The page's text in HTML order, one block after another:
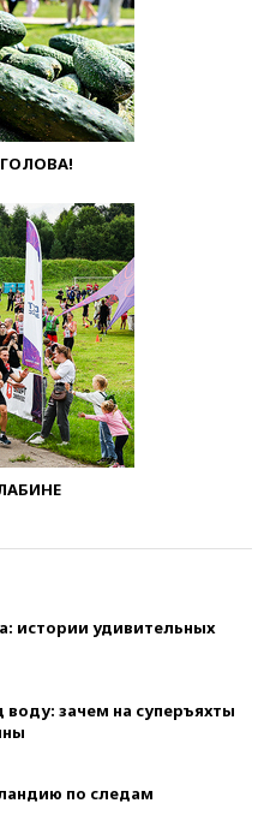
истории удивительных
воду: зачем на суперъяхты
по следам